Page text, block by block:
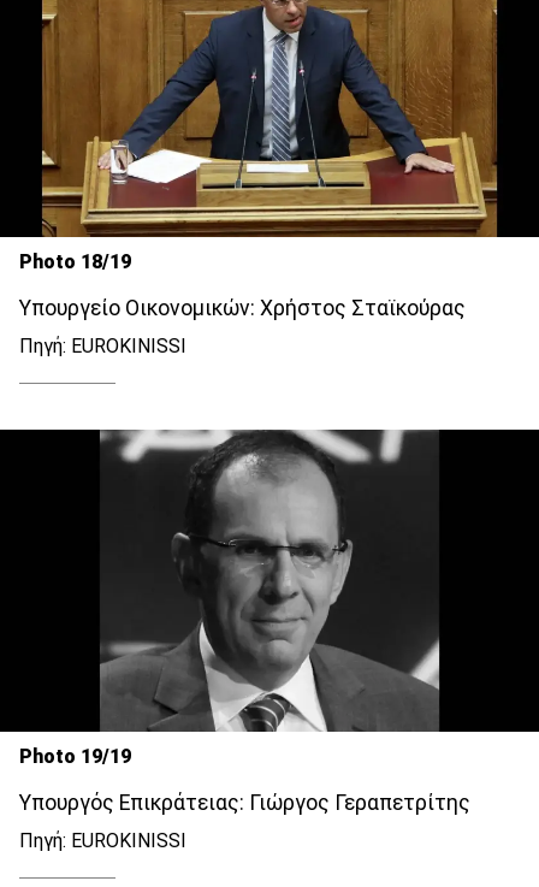
Photo 18/19
Υπουργείο Οικονομικών: Χρήστος Σταϊκούρας
Πηγή: EUROKINISSI
Photo 19/19
Υπουργός Επικράτειας: Γιώργος Γεραπετρίτης
Πηγή: EUROKINISSI